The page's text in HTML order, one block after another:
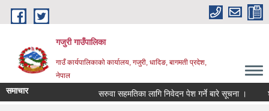
Skip to main content
गजुरी गाउँपालिका
गाउँ कार्यपालिकाको कार्यालय, गजुरी, धादिङ, बागमती प्रदेश,
नेपाल
समाचार सरुवा सहमतिका लागि निवेदन पेश गर्ने बारे सूचना ।